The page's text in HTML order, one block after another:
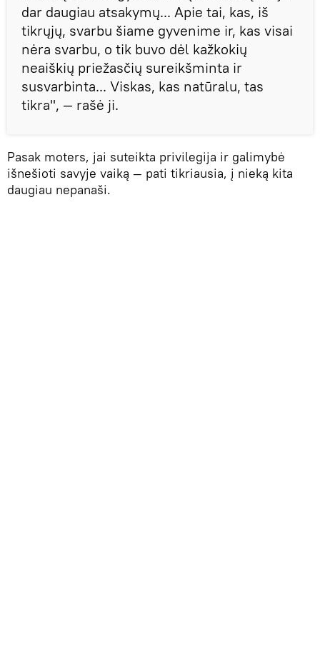
dar daugiau atsakymų... Apie tai, kas, iš
tikrųjų, svarbu šiame gyvenime ir, kas visai
nėra svarbu, o tik buvo dėl kažkokių
neaiškių priežasčių sureikšminta ir
susvarbinta... Viskas, kas natūralu, tas
tikra", — rašė ji.
Pasak moters, jai suteikta privilegija ir galimybė
išnešioti savyje vaiką — pati tikriausia, į nieką kita
daugiau nepanaši.